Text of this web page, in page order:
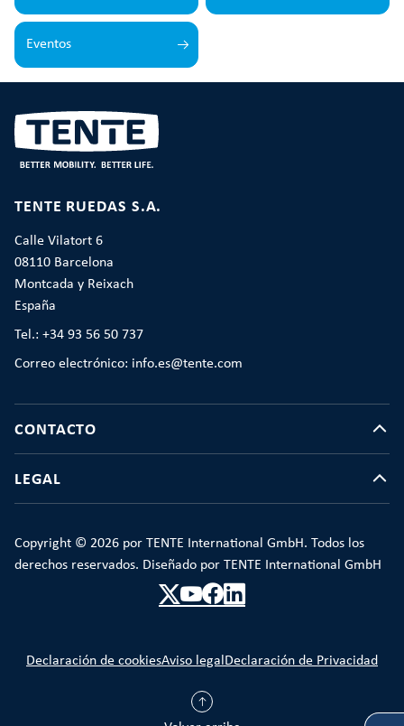
Eventos
TENTE RUEDAS S.A.
Calle Vilatort 6
08110 Barcelona
Montcada y Reixach
España
Tel.: +34 93 56 50 737
Correo electrónico: info.es@tente.com
CONTACTO
LEGAL
Copyright © 2026 por TENTE International GmbH. Todos los
derechos reservados. Diseñado por TENTE International GmbH
Declaración de cookiesAviso legalDeclaración de Privacidad